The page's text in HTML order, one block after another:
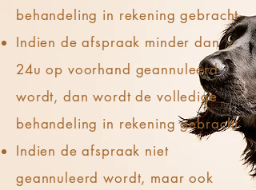
behandeling in rekening gebracht
Indien de afspraak minder dan
24u op voorhand geannuleerd
wordt, dan wordt de volledige
behandeling in rekening gebracht
Indien de afspraak niet
geannuleerd wordt, maar ook